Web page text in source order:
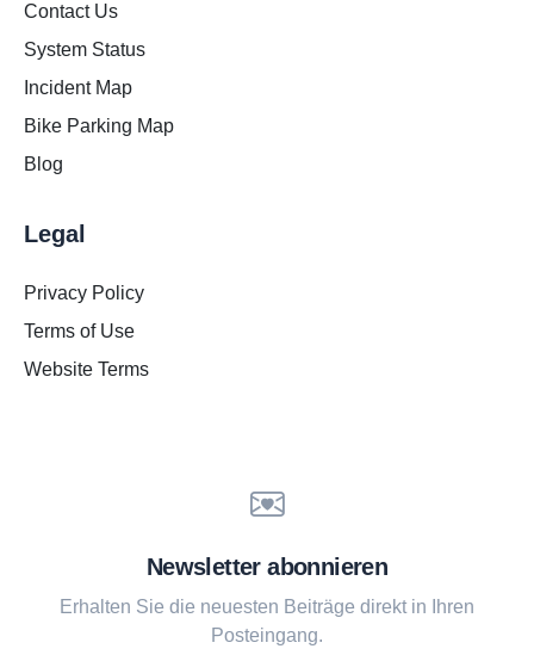
Contact Us
System Status
Incident Map
Bike Parking Map
Blog
Legal
Privacy Policy
Terms of Use
Website Terms
Newsletter abonnieren
Erhalten Sie die neuesten Beiträge direkt in Ihren
Posteingang.